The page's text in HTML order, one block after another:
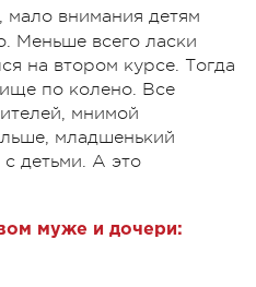
мало внимания детям
Меньше всего ласки
на втором курсе. Тогда
по колено. Все
мнимой
младшенький
детьми. А это
муже и дочери: